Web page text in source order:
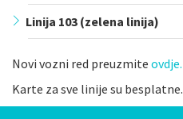
Linija 103 (zelena linija)
Novi vozni red preuzmite ovdje.
Karte za sve linije su besplatne.